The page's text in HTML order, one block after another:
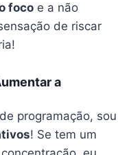
foco e a não
de riscar
a
programação, sou
! Se tem um